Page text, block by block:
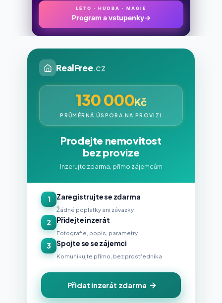
LÉTO · HUDBA · MAGIE
Program a vstupenky →
RealFree.cz
130 000Kč
PRŮMĚRNÁ ÚSPORA NA PROVIZI
Prodejte nemovitost
bez provize
Inzerujte zdarma, přímo zájemcům
1 Zaregistrujte se zdarma
Žádné poplatky ani závazky
2 Přidejte inzerát
Fotografie, popis, parametry
3 Spojte se se zájemci
Komunikujte přímo, bez prostředníka
Přidat inzerát zdarma